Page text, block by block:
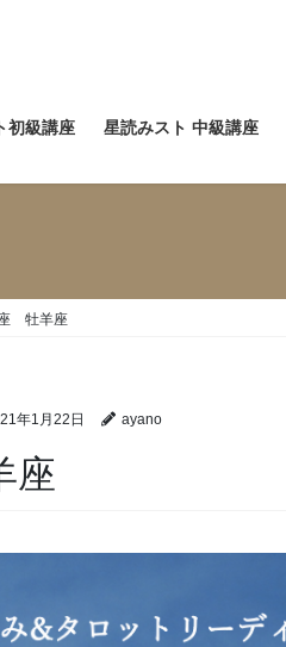
初級講座 星読みスト 中級講座
牡羊座
年1月22日 ayano
座